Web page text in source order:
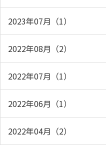
2023年07月（1）
2022年08月（2）
2022年07月（1）
2022年06月（1）
2022年04月（2）